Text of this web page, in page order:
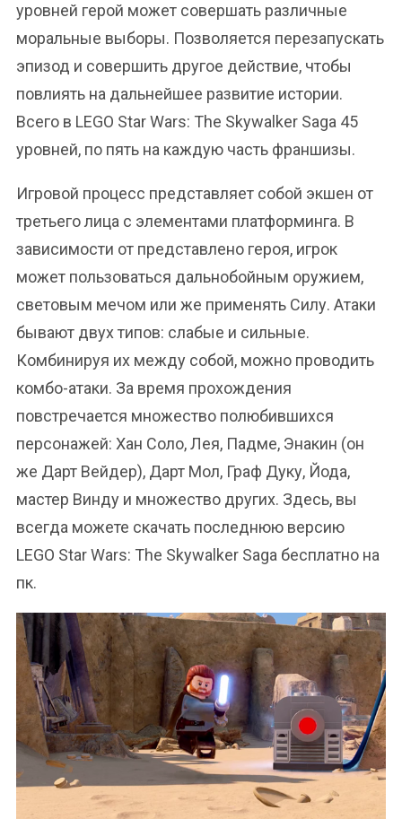
уровней герой может совершать различные
моральные выборы. Позволяется перезапускать
эпизод и совершить другое действие, чтобы
повлиять на дальнейшее развитие истории.
Всего в LEGO Star Wars: The Skywalker Saga 45
уровней, по пять на каждую часть франшизы.
Игровой процесс представляет собой экшен от
третьего лица с элементами платформинга. В
зависимости от представлено героя, игрок
может пользоваться дальнобойным оружием,
световым мечом или же применять Силу. Атаки
бывают двух типов: слабые и сильные.
Комбинируя их между собой, можно проводить
комбо-атаки. За время прохождения
повстречается множество полюбившихся
персонажей: Хан Соло, Лея, Падме, Энакин (он
же Дарт Вейдер), Дарт Мол, Граф Дуку, Йода,
мастер Винду и множество других. Здесь, вы
всегда можете скачать последнюю версию
LEGO Star Wars: The Skywalker Saga бесплатно на
пк.